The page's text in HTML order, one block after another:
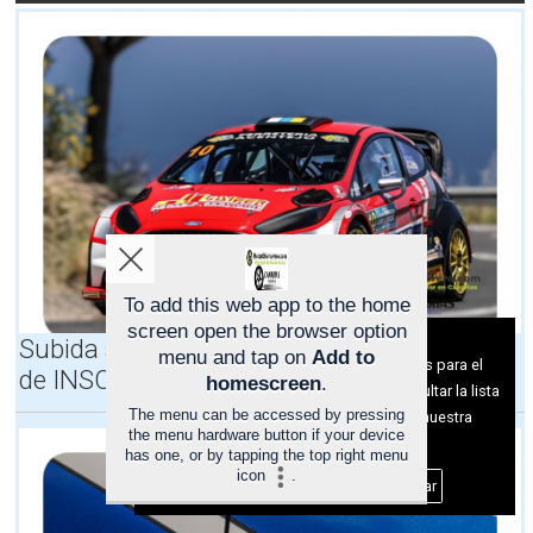
S
M
A
N
O
T
A
,
E
l
2
º
R
a
l
l
y
e
I
Subida a BARLOVENTO 2026, LISTA odicial
de INSCRITOS de la 47 Subida a Barlovento
Aviso sobre el Uso de cookies:
Utilizamos cookies nuestras y de terceros para el
funcionamiento del digital. Puedes consultar la lista
de cookies y como desconectarlas.Ver nuestra
Política de Privacidad y Cookies
Aceptar Cookies Personalizar
To add this web app to the home
screen open the browser option
menu and tap on Add to
homescreen.
The menu can be accessed by pressing
the menu hardware button if your device
has one, or by tapping the top right menu
icon
.